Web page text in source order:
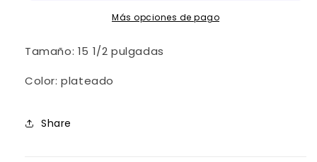
Más opciones de pago
Tamaño: 15 1/2 pulgadas
Color: plateado
Share